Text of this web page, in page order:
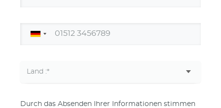
Durch das Absenden Ihrer Informationen stimmen